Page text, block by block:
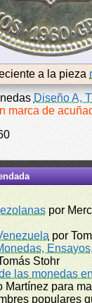
a la pieza
Diseño A,
marca de
por
por
Stohr
las monedas
Martínez para
populares